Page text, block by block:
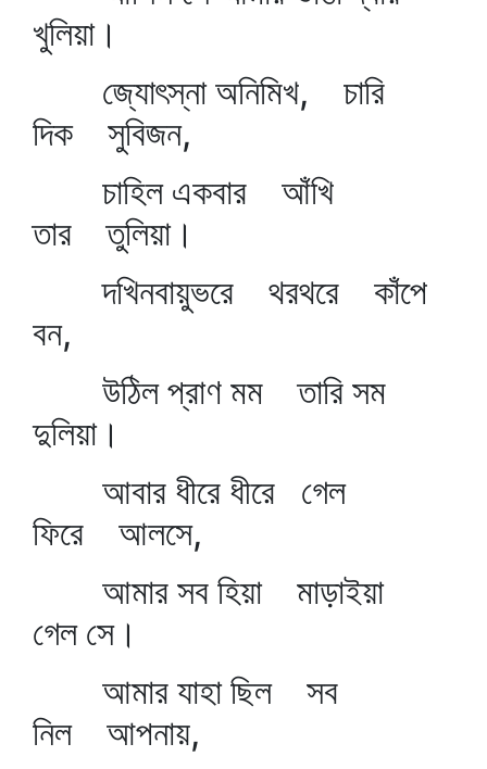
খুলিয়া।
জ্যোৎস্না অনিমিখ, চারি
দিক সুবিজন,
চাহিল একবার আঁখি
তার তুলিয়া।
দখিনবায়ুভরে থরথরে কাঁপে
বন,
উঠিল প্রাণ মম তারি সম
দুলিয়া।
আবার ধীরে ধীরে গেল
ফিরে আলসে,
আমার সব হিয়া মাড়াইয়া
গেল সে।
আমার যাহা ছিল সব
নিল আপনায়,